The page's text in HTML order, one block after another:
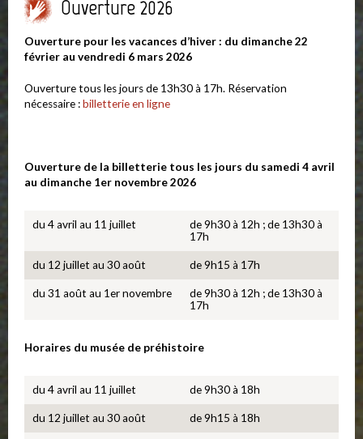
Ouverture 2026
Ouverture pour les vacances d’hiver : du dimanche 22
février au vendredi 6 mars 2026
Ouverture tous les jours de 13h30 à 17h. Réservation
nécessaire :billetterie en ligne
Ouverture de la billetterie tous les jours du samedi 4 avril
au dimanche 1er novembre 2026
du 4 avril au 11 juillet
de 9h30 à 12h ; de 13h30 à
17h
du 12 juillet au 30 août de 9h15 à 17h
du 31 août au 1er novembre
de 9h30 à 12h ; de 13h30 à
17h
Horaires du musée de préhistoire
du 4 avril au 11 juillet de 9h30 à 18h
du 12 juillet au 30 août de 9h15 à 18h